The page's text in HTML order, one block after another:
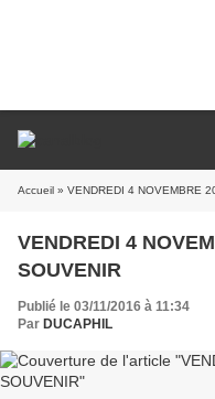
Accueil » VENDREDI 4 NOVEMBRE
VENDREDI 4
SOUVENIR
Publié le 03/11/2016 à 11:34
Par DUCAPHIL